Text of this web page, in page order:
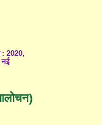
: 2020,
नई